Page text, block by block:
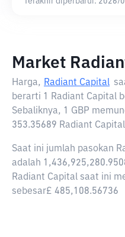
Market
Harga, Radiant Capital
berarti 1 Radiant Capital
Sebaliknya, 1 GBP
353.35689 Radiant
Saat ini jumlah pasokan
adalah
Radiant Capital saat ini
sebesar£ 485,108.56736